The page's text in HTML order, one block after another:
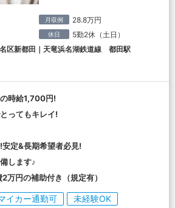
月収例 28.8万円
休日 5勤2休（土日）
区新都田｜天竜浜名湖鉄道線 都田駅
時給1,700円!
ってもキレイ!
定&長期希望者必見!
します♪
万円の補助付き（規定有）
イカー通勤可
未経験OK